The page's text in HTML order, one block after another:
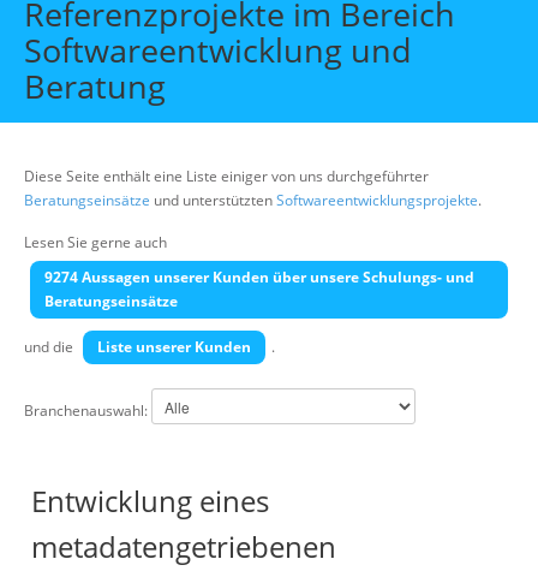
Themen
Wissen
Über uns
Referenzprojekte im Bereich
Softwareentwicklung und
Beratung
Diese Seite enthält eine Liste einiger von uns durchgeführter
Beratungseinsätze und unterstütztenSoftwareentwicklungsprojekte.
Lesen Sie gerne auch
9274 Aussagen unserer Kunden über unsere Schulungs- und
Beratungseinsätze
und die Liste unserer Kunden .
Branchenauswahl:
Entwicklung eines
metadatengetriebenen